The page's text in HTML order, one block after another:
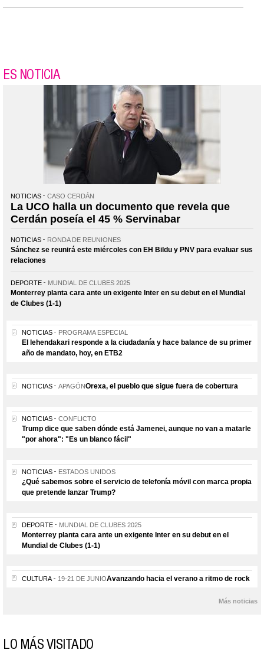
ES NOTICIA
NOTICIAS CASO CERDÁN
La UCO halla un documento que revela que
Cerdán poseía el 45 % Servinabar
NOTICIAS RONDA DE REUNIONES
Sánchez se reunirá este miércoles con EH Bildu y PNV para evaluar sus
relaciones
DEPORTE MUNDIAL DE CLUBES 2025
Monterrey planta cara ante un exigente Inter en su debut en el Mundial
de Clubes (1-1)
NOTICIAS PROGRAMA ESPECIAL
El lehendakari responde a la ciudadanía y hace balance de su primer
año de mandato, hoy, en ETB2
NOTICIAS APAGÓNOrexa, el pueblo que sigue fuera de cobertura
NOTICIAS CONFLICTO
Trump dice que saben dónde está Jamenei, aunque no van a matarle
"por ahora": "Es un blanco fácil"
NOTICIAS ESTADOS UNIDOS
¿Qué sabemos sobre el servicio de telefonía móvil con marca propia
que pretende lanzar Trump?
DEPORTE MUNDIAL DE CLUBES 2025
Monterrey planta cara ante un exigente Inter en su debut en el
Mundial de Clubes (1-1)
CULTURA 19-21 DE JUNIOAvanzando hacia el verano a ritmo de rock
Más noticias
LO MÁS VISITADO